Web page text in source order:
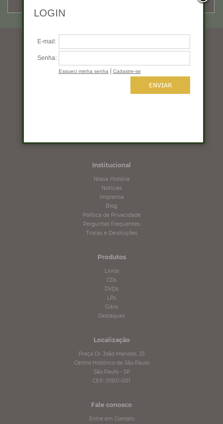
Horários de funcionamento
Sexta: 10:00 às 18:00
Institucional
Nossa História
Notícias
Imprensa
Blog
Política de Privacidade
Perguntas Frequentes
Trocas e Devoluções
Produtos
Livros
CDs
DVDs
LPs
Gibis
Destaques
Localização
Praça Dr. João Mendes, 25
Centro Histórico de São Paulo
São Paulo - SP
CEP: 01501-001
Fale conosco
Entre em Contato